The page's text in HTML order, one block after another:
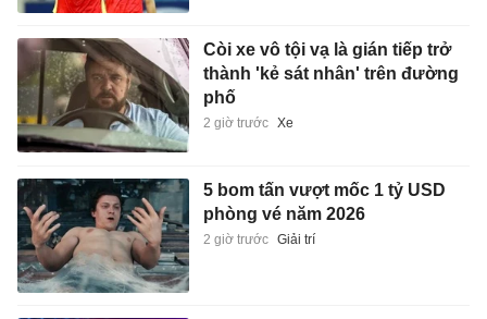
Còi xe vô tội vạ là gián tiếp trở
thành 'kẻ sát nhân' trên đường
phố
2 giờ trước Xe
5 bom tấn vượt mốc 1 tỷ USD
phòng vé năm 2026
2 giờ trước Giải trí